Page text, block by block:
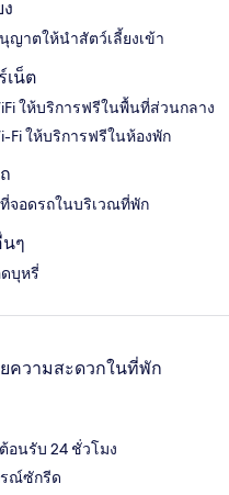
ญาตให้นำสัตว์เลี้ยงเข้า
เน็ต
ให้บริการฟรีในพื้นที่ส่วนกลาง
Fi ให้บริการฟรีในห้องพัก
จอดรถในบริเวณที่พัก
ๆ
บุหรี่
ความสะดวกในที่พัก
อนรับ 24 ชั่วโมง
ณ์ซักรีด